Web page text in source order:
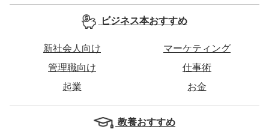
ビジネス本おすすめ
新社会人向け
マーケティング
管理職向け
仕事術
起業
お金
教養おすすめ